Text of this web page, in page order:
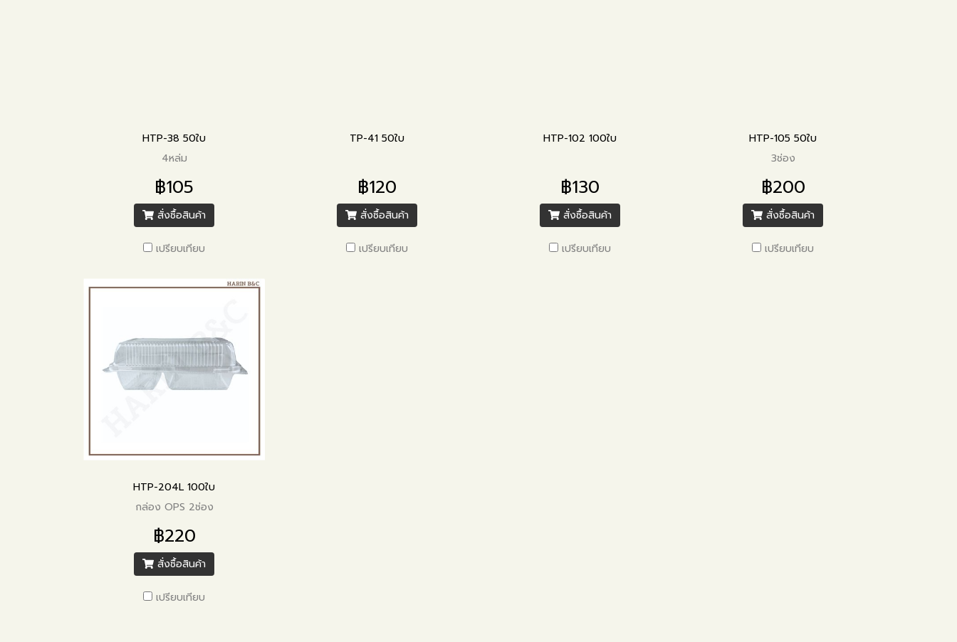
HTP-38 50ใบ
4หล่ม
฿105
สั่งซื้อสินค้า
เปรียบเทียบ
TP-41 50ใบ
฿120
สั่งซื้อสินค้า
เปรียบเทียบ
HTP-102 100ใบ
฿130
สั่งซื้อสินค้า
เปรียบเทียบ
HTP-105 50ใบ
3ช่อง
฿200
สั่งซื้อสินค้า
เปรียบเทียบ
HTP-204L 100ใบ
กล่อง OPS 2ช่อง
฿220
สั่งซื้อสินค้า
เปรียบเทียบ